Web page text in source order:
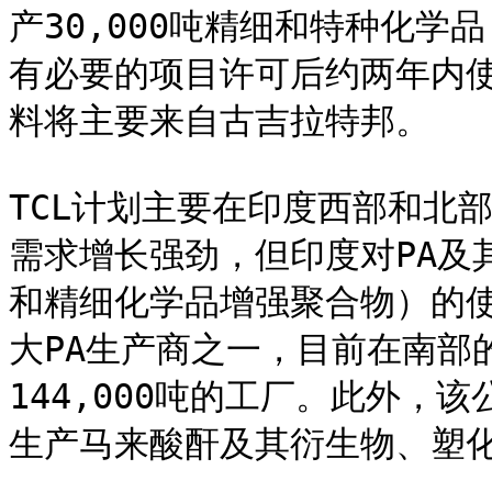
产30,000吨精细和特种化学
有必要的项目许可后约两年内
料将主要来自古吉拉特邦。
TCL计划主要在印度西部和北
需求增长强劲，但印度对PA
和精细化学品增强聚合物）的
大PA生产商之一，目前在南
144,000吨的工厂。此外，该
生产马来酸酐及其衍生物、塑